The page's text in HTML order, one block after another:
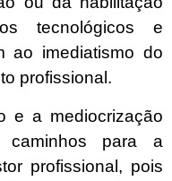
tecnológicos e
ao imediatismo do
profissional.
e a mediocrização
para a
profissional, pois